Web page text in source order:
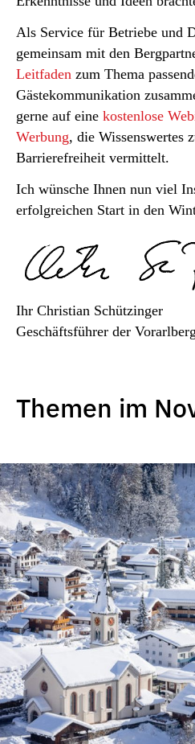
Als Service für Betriebe und
gemeinsam mit den
Leitfaden zum Thema
Gästekommunikation
gerne auf eine kostenlose
Werbung, die Wissenswertes
Barrierefreiheit vermittelt.
Ich wünsche Ihnen nun viel
erfolgreichen Start in den
Ihr Christian Schützinger
Geschäftsführer der
Themen im